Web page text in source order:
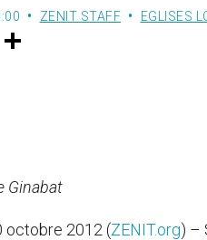
ZENIT STAFF EGLISES
w
Ginabat
octobre 2012 (ZENIT.org) –